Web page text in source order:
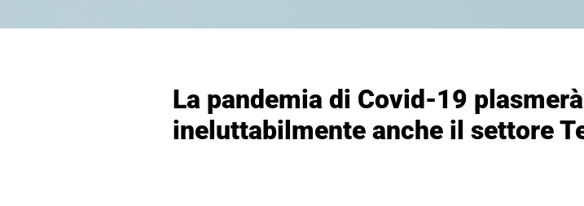
La pandemia di Covid-19 plasmerà
ineluttabilmente anche il settore